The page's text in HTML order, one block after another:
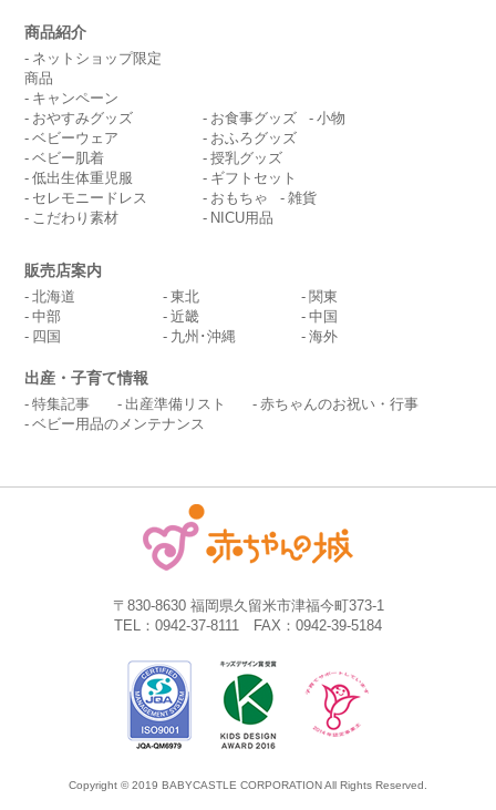
商品紹介
ネットショップ限定
商品
キャンペーン
おやすみグッズ
ベビーウェア
ベビー肌着
低出生体重児服
セレモニードレス
こだわり素材
お食事グッズ
小物
おふろグッズ
授乳グッズ
ギフトセット
おもちゃ
雑貨
NICU用品
販売店案内
北海道 東北
関東
中部
近畿
中国
四国
九州･沖縄 海外
出産・子育て情報
特集記事 出産準備リスト
赤ちゃんのお祝い・行事
ベビー用品のメンテナンス
〒830-8630 福岡県久留米市津福今町373-1
TEL：0942-37-8111 FAX：0942-39-5184
Copyright © 2019 BABYCASTLE CORPORATION All Rights Reserved.